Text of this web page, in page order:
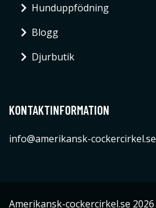
Hunduppfödning
Blogg
Djurbutik
KONTAKTINFORMATION
info@amerikansk-cockercirkel.se
Amerikansk-cockercirkel.se 2026